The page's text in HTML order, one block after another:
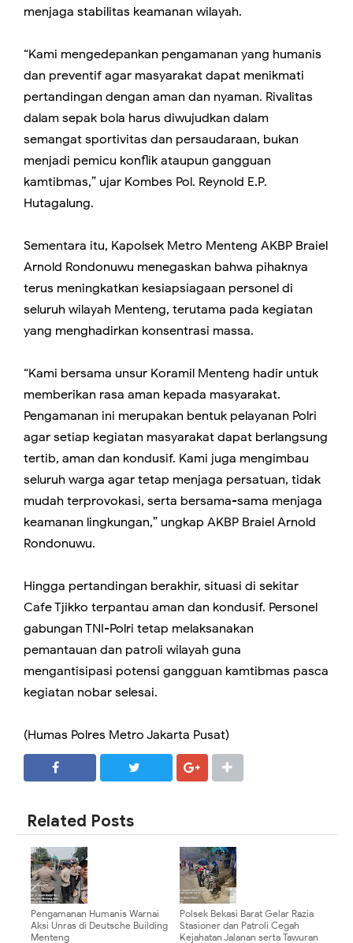
menjaga stabilitas keamanan wilayah.
“Kami mengedepankan pengamanan yang humanis
dan preventif agar masyarakat dapat menikmati
pertandingan dengan aman dan nyaman. Rivalitas
dalam sepak bola harus diwujudkan dalam
semangat sportivitas dan persaudaraan, bukan
menjadi pemicu konflik ataupun gangguan
kamtibmas,” ujar Kombes Pol. Reynold E.P.
Hutagalung.
Sementara itu, Kapolsek Metro Menteng AKBP Braiel
Arnold Rondonuwu menegaskan bahwa pihaknya
terus meningkatkan kesiapsiagaan personel di
seluruh wilayah Menteng, terutama pada kegiatan
yang menghadirkan konsentrasi massa.
“Kami bersama unsur Koramil Menteng hadir untuk
memberikan rasa aman kepada masyarakat.
Pengamanan ini merupakan bentuk pelayanan Polri
agar setiap kegiatan masyarakat dapat berlangsung
tertib, aman dan kondusif. Kami juga mengimbau
seluruh warga agar tetap menjaga persatuan, tidak
mudah terprovokasi, serta bersama-sama menjaga
keamanan lingkungan,” ungkap AKBP Braiel Arnold
Rondonuwu.
Hingga pertandingan berakhir, situasi di sekitar
Cafe Tjikko terpantau aman dan kondusif. Personel
gabungan TNI-Polri tetap melaksanakan
pemantauan dan patroli wilayah guna
mengantisipasi potensi gangguan kamtibmas pasca
kegiatan nobar selesai.
(Humas Polres Metro Jakarta Pusat)
Related Posts
Pengamanan Humanis Warnai
Aksi Unras di Deutsche Building
Menteng
Polsek Bekasi Barat Gelar Razia
Stasioner dan Patroli Cegah
Kejahatan Jalanan serta Tawuran